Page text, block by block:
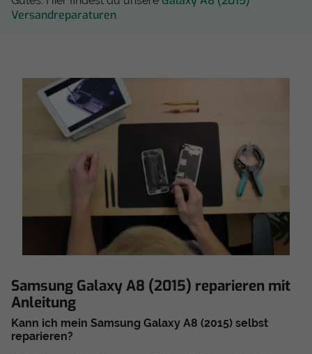
Versandreparaturen
Samsung Galaxy A8 (2015) reparieren mit
Anleitung
Kann ich mein Samsung Galaxy A8 (2015) selbst
reparieren?